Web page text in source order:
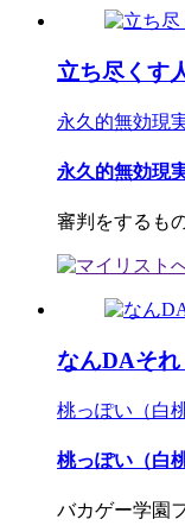
立ち尽くす
永久的無効現
永久的無効現
審判をするも
なんDAそれ
桃っぽい（白
桃っぽい（白
バカゲー学園